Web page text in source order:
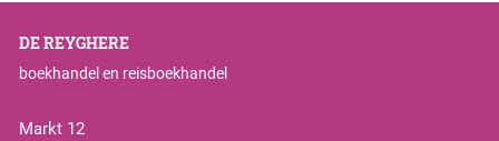
DE REYGHERE
boekhandel en reisboekhandel
Markt 12